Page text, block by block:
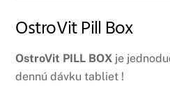
OstroVit Pill Box
OstroVit PILL BOX je
dennú dávku tabliet !